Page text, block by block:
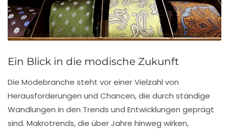
Ein Blick in die modische Zukunft
Die Modebranche steht vor einer Vielzahl von
Herausforderungen und Chancen, die durch ständige
Wandlungen in den Trends und Entwicklungen geprägt
sind. Makrotrends, die über Jahre hinweg wirken,